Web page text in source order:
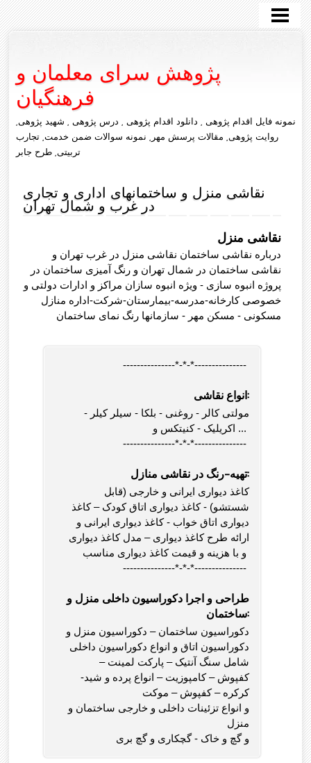
صفحه اصلی
تازه ها
درباره ما
تماس با ما
زندگی پژوهی
روایت پژوهی
درس پژوهی
طراحی آموزشی
پژوهش سرای معلمان و
فرهنگیان
نمونه فایل اقدام پژوهی , دانلود اقدام پژوهی , درس پژوهی , شهید پژوهی,
روایت پژوهی, مقالات پرسش مهر, نمونه سوالات ضمن خدمت, تجارب
تربیتی, طرح جابر
نقاشی منزل و ساختمانهای اداری و تجاری
در غرب و شمال تهران
نقاشی منزل
درباره نقاشی ساختمان نقاشی منزل در غرب تهران و
نقاشی ساختمان در شمال تهران و رنگ آمیزی ساختمان در
پروژه انبوه سازی - ویژه انبوه سازان مراکز و ادارات دولتی و
خصوصی کارخانه-مدرسه-بیمارستان-شرکت-اداره منازل
مسکونی - مسکن مهر - سازمانها رنگ نمای ساختمان
---------------*-*-*---------------
انواع نقاشی:
مولتی کالر - روغنی - بلکا - سیلر کیلر -
اکریلیک - کنیتکس و ...
---------------*-*-*---------------
تهیه-رنگ در نقاشی منازل:
کاغذ دیواری ایرانی و خارجی (قابل
شستشو) - کاغذ دیواری اتاق کودک – کاغذ
دیواری اتاق خواب - کاغذ دیواری ایرانی و
ارائه طرح کاغذ دیواری – مدل کاغذ دیواری
---------------*-*-*---------------
طراحی و اجرا دکوراسیون داخلی منزل و
ساختمان:
دکوراسیون ساختمان – دکوراسیون منزل و
دکوراسیون اتاق و انواع دکوراسیون داخلی
شامل سنگ آنتیک – پارکت لمینت –
کفپوش – کامپوزیت – انواع پرده و شید-
کرکره – کفپوش – موکت
و انواع تزئینات داخلی و خارجی ساختمان و
منزل
و گچ و خاک - گچکاری و گچ بری